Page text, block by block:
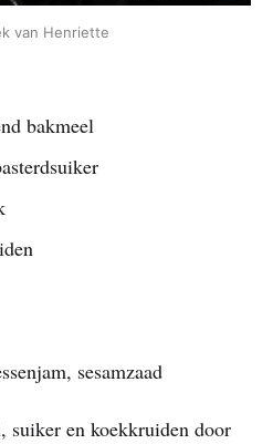
van Henriette
bakmeel
sesamzaad
suiker en koekkruiden door